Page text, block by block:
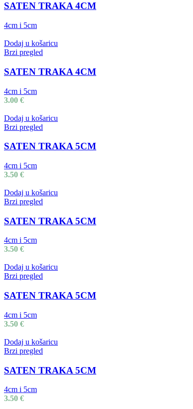
SATEN TRAKA 4CM
4cm i 5cm
Dodaj u košaricu
Brzi pregled
SATEN TRAKA 4CM
4cm i 5cm
3.00 €
Dodaj u košaricu
Brzi pregled
SATEN TRAKA 5CM
4cm i 5cm
3.50 €
Dodaj u košaricu
Brzi pregled
SATEN TRAKA 5CM
4cm i 5cm
3.50 €
Dodaj u košaricu
Brzi pregled
SATEN TRAKA 5CM
4cm i 5cm
3.50 €
Dodaj u košaricu
Brzi pregled
SATEN TRAKA 5CM
4cm i 5cm
3.50 €